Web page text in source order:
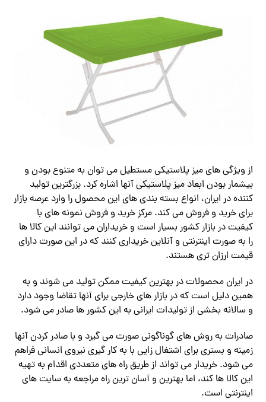
از ویژگی های میز پلاستیکی مستطیل می توان به متنوع بودن و
بیشمار بودن ابعاد میز پلاستیکیآنها اشاره کرد. بزرگترین تولید
کننده در ایران، انواع بسته بندی های این محصول را وارد عرصه بازار
برای خرید و فروش می کند. مرکز خرید و فروش نمونه های با
کیفیت در بازار کشور بسیار است و خریداران می توانند این کالا ها
را به صورت اینترنتی و آنلاین خریداری کنند که در این صورت دارای
قیمت ارزان تری هستند.
در ایران محصولات در بهترین کیفیت ممکن تولید می شوند و به
همین دلیل است که در بازار های خارجی برای آنها تقاضا وجود دارد
و سالانه بخشی از تولیدات ایرانی به این کشور ها صادر می شود.
صادرات به روش های گوناگونی صورت می گیرد و با صادر کردن آنها
زمینه و بستری برای اشتغال زایی با به کار گیری نیروی انسانی فراهم
می شود. خریدار می تواند از طریق راه های متعددی اقدام به تهیه
این کالا ها کند، اما بهترین و آسان ترین راه مراجعه به سایت های
اینترنتی است.